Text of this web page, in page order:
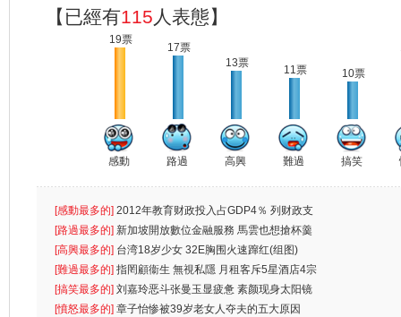
【已經有115 人表態】
19票
感動
17票
路過
13票
高興
11票
難過
10票
搞笑
[感動最多的] 2012年教育财政投入占GDP4％ 列财政支
出首位
[路過最多的] 新加坡開放數位金融服務 馬雲也想搶杯羹
[高興最多的] 台湾18岁少女 32E胸围火速蹿红(组图)
[難過最多的] 指罔顧衞生 無視私隱 月租客斥5星酒店4宗
罪
[搞笑最多的] 刘嘉玲恶斗张曼玉显疲惫 素颜现身太阳镜
遮
[憤怒最多的] 章子怡惨被39岁老女人夺夫的五大原因